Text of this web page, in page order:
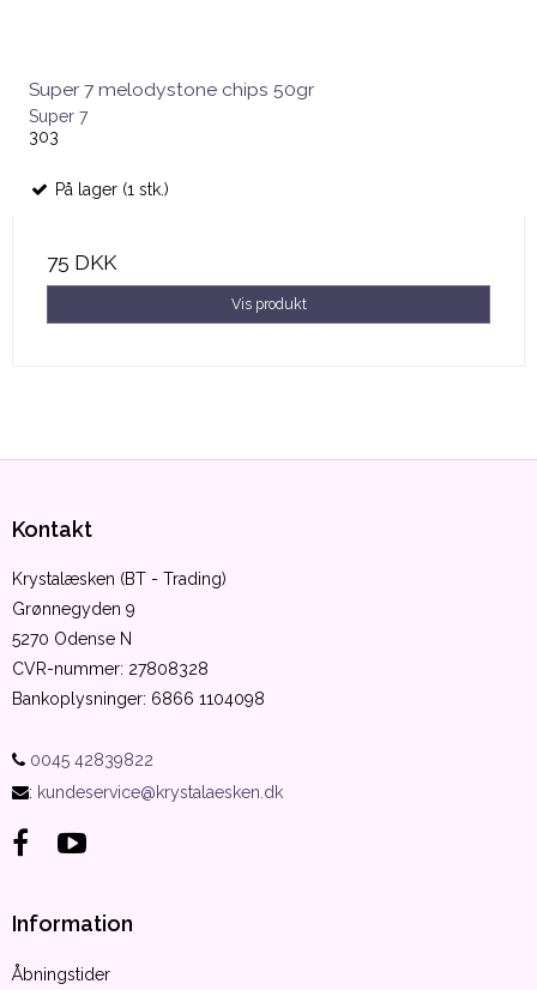
Super 7 melodystone chips 50gr
Super 7
303
På lager (1 stk.)
75 DKK
Vis produkt
Kontakt
Krystalæsken (BT - Trading)
Grønnegyden 9
5270 Odense N
CVR-nummer: 27808328
Bankoplysninger: 6866 1104098
0045 42839822
: kundeservice@krystalaesken.dk
Information
Åbningstider